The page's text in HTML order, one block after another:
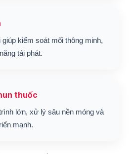
giúp kiểm soát mối thông minh,
tái phát.
thuốc
lớn, xử lý sâu nền móng và
mạnh.